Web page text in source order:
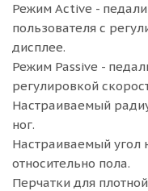
Режим Active -
пользователя с
дисплее.
Режим Passive -
регулировкой
Настраиваемый
ног.
Настраиваемый угол
относительно пола.
Перчатки для